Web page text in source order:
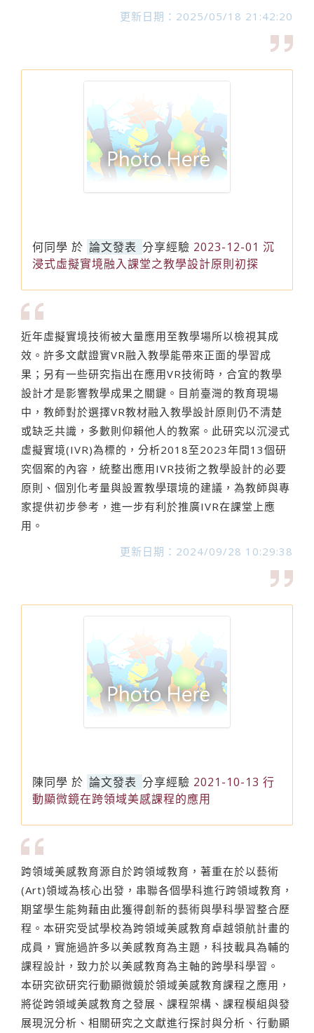
更新日期：2025/05/18 21:42:20
何同學 於 論文發表 分享經驗 2023-12-01 沉
浸式虛擬實境融入課堂之教學設計原則初探
近年虛擬實境技術被大量應用至教學場所以檢視其成
效。許多文獻證實VR融入教學能帶來正面的學習成
果；另有一些研究指出在應用VR技術時，合宜的教學
設計才是影響教學成果之關鍵。目前臺灣的教育現場
中，教師對於選擇VR教材融入教學設計原則仍不清楚
或缺乏共識，多數則仰賴他人的教案。此研究以沉浸式
虛擬實境(IVR)為標的，分析2018至2023年間13個研
究個案的內容，統整出應用IVR技術之教學設計的必要
原則、個別化考量與設置教學環境的建議，為教師與專
家提供初步參考，進一步有利於推廣IVR在課堂上應
用。
更新日期：2024/09/28 10:29:38
陳同學 於 論文發表 分享經驗 2021-10-13 行
動顯微鏡在跨領域美感課程的應用
跨領域美感教育源自於跨領域教育，著重在於以藝術
(Art)領域為核心出發，串聯各個學科進行跨領域教育，
期望學生能夠藉由此獲得創新的藝術與學科學習整合歷
程。本研究受試學校為跨領域美感教育卓越領航計畫的
成員，實施過許多以美感教育為主題，科技載具為輔的
課程設計，致力於以美感教育為主軸的跨學科學習。
本研究欲研究行動顯微鏡於領域美感教育課程之應用，
將從跨領域美感教育之發展、課程架構、課程模組與發
展現況分析、相關研究之文獻進行探討與分析、行動顯